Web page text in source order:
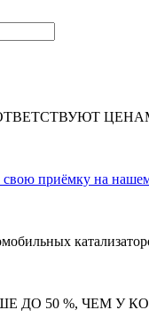
приёмку на
ДО 50 %, ЧЕМ У